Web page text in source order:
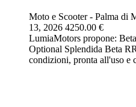
Moto e Scooter- Palma di
13, 2026 4250.00 €
LumiaMotors propone:
Optional Splendida Beta
condizioni, pronta all'uso e